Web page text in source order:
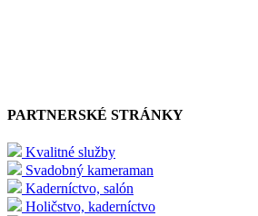
PARTNERSKÉ STRÁNKY
Kvalitné služby
Svadobný kameraman
Kaderníctvo, salón
Holičstvo, kaderníctvo